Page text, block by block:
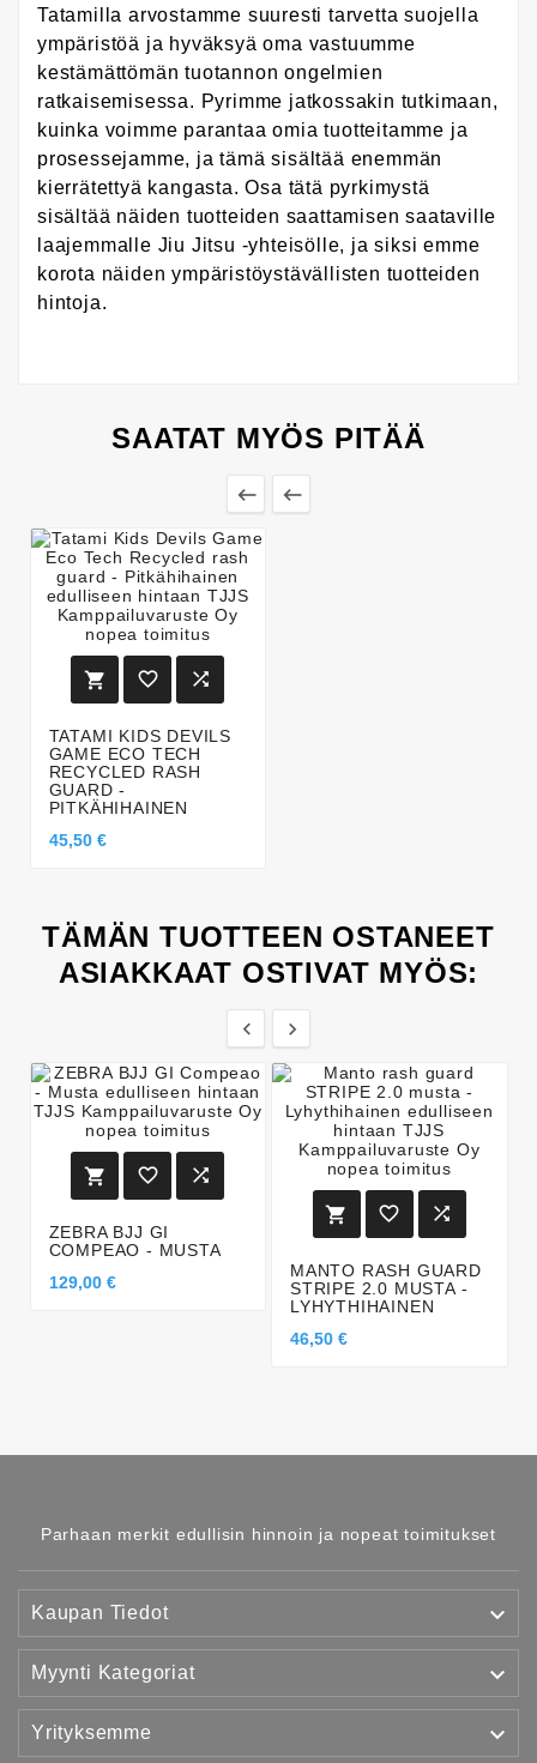
Tatamilla arvostamme suuresti tarvetta suojella
ympäristöä ja hyväksyä oma vastuumme
kestämättömän tuotannon ongelmien
ratkaisemisessa. Pyrimme jatkossakin tutkimaan,
kuinka voimme parantaa omia tuotteitamme ja
prosessejamme, ja tämä sisältää enemmän
kierrätettyä kangasta. Osa tätä pyrkimystä
sisältää näiden tuotteiden saattamisen saataville
laajemmalle Jiu Jitsu -yhteisölle, ja siksi emme
korota näiden ympäristöystävällisten tuotteiden
hintoja.
SAATAT MYÖS PITÄÄ
 
  
TATAMI KIDS DEVILS
GAME ECO TECH
RECYCLED RASH
GUARD -
PITKÄHIHAINEN
45,50 €
TÄMÄN TUOTTEEN OSTANEET
ASIAKKAAT OSTIVAT MYÖS:
 
  
ZEBRA BJJ GI
COMPEAO - MUSTA
129,00 €
  
MANTO RASH GUARD
STRIPE 2.0 MUSTA -
LYHYTHIHAINEN
46,50 €
Parhaan merkit edullisin hinnoin ja nopeat toimitukset
Kaupan Tiedot 
Myynti Kategoriat 
Yrityksemme 